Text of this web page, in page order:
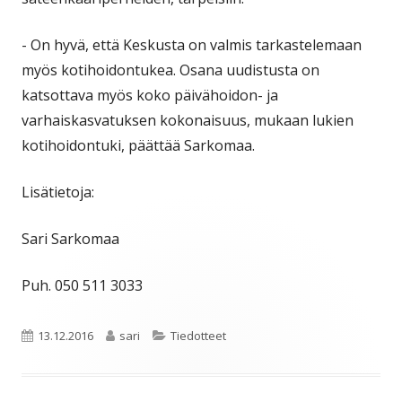
- On hyvä, että Keskusta on valmis tarkastelemaan
myös kotihoidontukea. Osana uudistusta on
katsottava myös koko päivähoidon- ja
varhaiskasvatuksen kokonaisuus, mukaan lukien
kotihoidontuki, päättää Sarkomaa.
Lisätietoja:
Sari Sarkomaa
Puh. 050 511 3033
Julkaistu
13.12.2016 Kirjoittaja
sari Kategoriat
Tiedotteet